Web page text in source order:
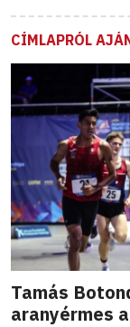
CÍMLAPRÓL
Tamás
aranyérmes